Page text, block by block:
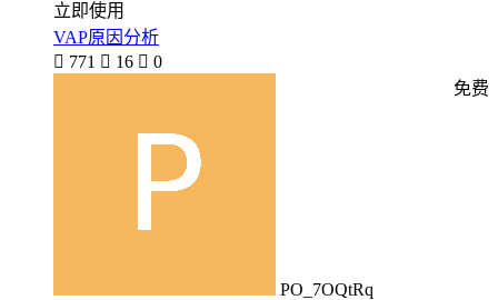
立即使用
VAP原因分析
 771  16  0
PO_7OQtRq
免费